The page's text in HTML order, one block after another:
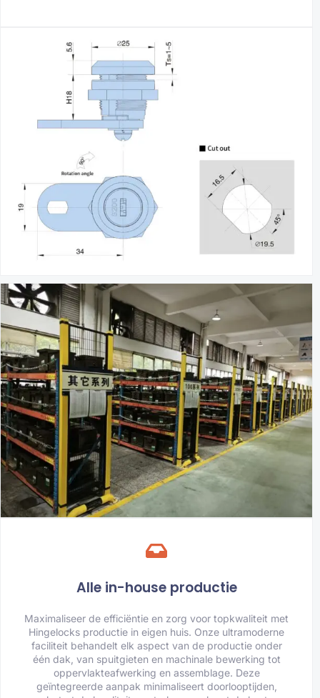
Alle in-house productie
Maximaliseer de efficiëntie en zorg voor topkwaliteit met
Hingelocks productie in eigen huis. Onze ultramoderne
faciliteit behandelt elk aspect van de productie onder
één dak, van spuitgieten en machinale bewerking tot
oppervlakteafwerking en assemblage. Deze
geïntegreerde aanpak minimaliseert doorlooptijden,